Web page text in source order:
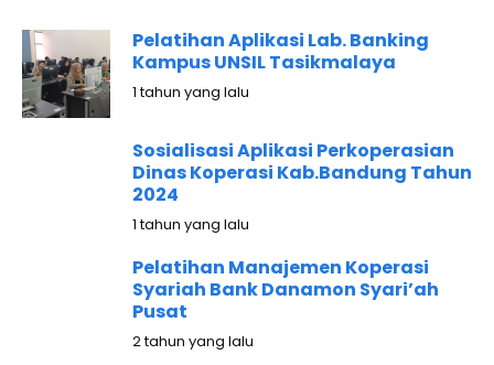
Pelatihan Aplikasi Lab. Banking
Kampus UNSIL Tasikmalaya
1 tahun yang lalu
Sosialisasi Aplikasi Perkoperasian
Dinas Koperasi Kab.Bandung Tahun
2024
1 tahun yang lalu
Pelatihan Manajemen Koperasi
Syariah Bank Danamon Syari’ah
Pusat
2 tahun yang lalu